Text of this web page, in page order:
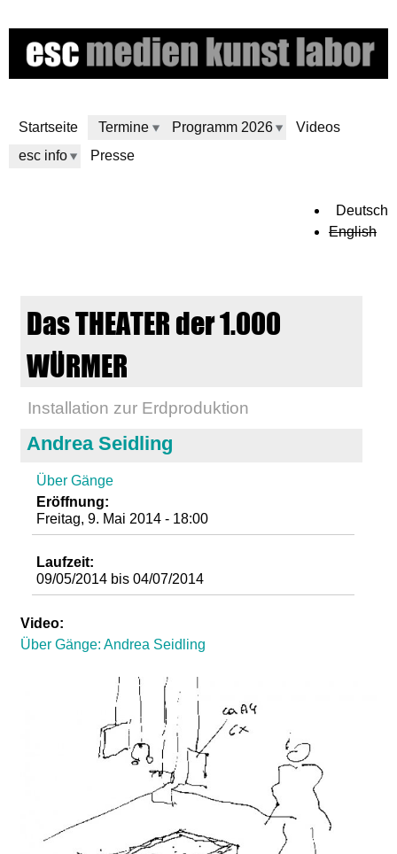
zum
Inhalt
Startseite Termine Programm 2026
Videos
esc info
Presse
m
u
Deutsch
English
Das THEATER der 1.000
WÜRMER
Installation zur Erdproduktion
Andrea Seidling
Über Gänge
Eröffnung:
Freitag, 9. Mai 2014 - 18:00
Laufzeit:
09/05/2014 bis04/07/2014
Video:
Über Gänge: Andrea Seidling